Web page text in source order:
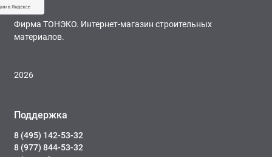
Фирма ТОНЭКО. Интернет-магазин строительных
материалов.
2026
Поддержка
8 (495) 142-53-32
8 (977) 844-53-32